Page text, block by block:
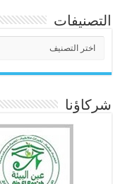
التصنيفات
شركاؤنا